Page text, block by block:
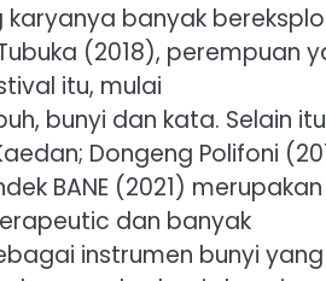
banyak
(2018), perempuan
itu, mulai
bunyi dan kata. Selain
Dongeng Polifoni
BANE (2021) merupakan
dan banyak
instrumen bunyi yang